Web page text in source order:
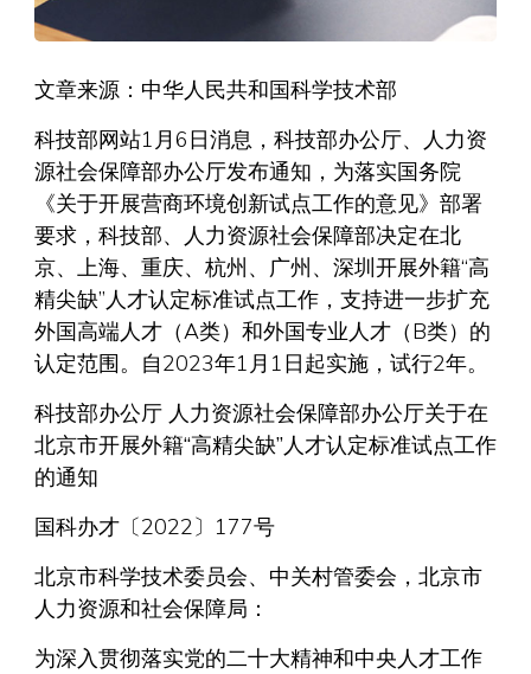
文章来源：中华人民共和国科学技术部
科技部网站1月6日消息，科技部办公厅、人力资
源社会保障部办公厅发布通知，为落实国务院
《关于开展营商环境创新试点工作的意见》部署
要求，科技部、人力资源社会保障部决定在北
京、上海、重庆、杭州、广州、深圳开展外籍“高
精尖缺”人才认定标准试点工作，支持进一步扩充
外国高端人才（A类）和外国专业人才（B类）的
认定范围。自2023年1月1日起实施，试行2年。
科技部办公厅 人力资源社会保障部办公厅关于在
北京市开展外籍“高精尖缺”人才认定标准试点工作
的通知
国科办才〔2022〕177号
北京市科学技术委员会、中关村管委会，北京市
人力资源和社会保障局：
为深入贯彻落实党的二十大精神和中央人才工作